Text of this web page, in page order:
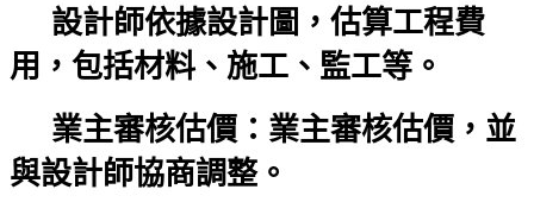
設計師依據設計圖，估算工程費
用，包括材料、施工、監工等。
業主審核估價：業主審核估價，並
與設計師協商調整。